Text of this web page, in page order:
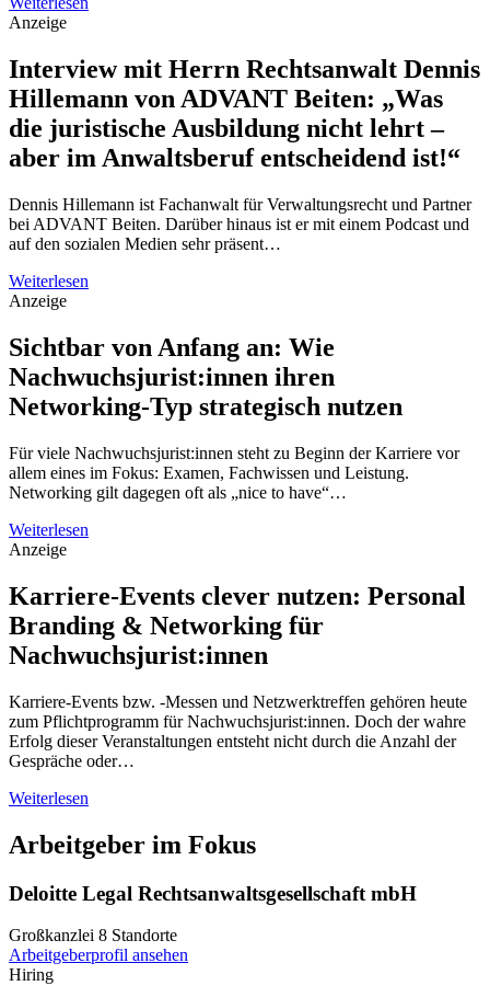
Anzeige
Interview mit Herrn Rechtsanwalt Dennis
Hillemann von ADVANT Beiten: „Was
die juristische Ausbildung nicht lehrt –
aber im Anwaltsberuf entscheidend ist!“
Dennis Hillemann ist Fachanwalt für Verwaltungsrecht und Partner
bei ADVANT Beiten. Darüber hinaus ist er mit einem Podcast und
auf den sozialen Medien sehr präsent…
Weiterlesen
Anzeige
Sichtbar von Anfang an: Wie
Nachwuchsjurist:innen ihren
Networking-Typ strategisch nutzen
Für viele Nachwuchsjurist:innen steht zu Beginn der Karriere vor
allem eines im Fokus: Examen, Fachwissen und Leistung.
Networking gilt dagegen oft als „nice to have“…
Weiterlesen
Anzeige
Karriere-Events clever nutzen: Personal
Branding & Networking für
Nachwuchsjurist:innen
Karriere-Events bzw. -Messen und Netzwerktreffen gehören heute
zum Pflichtprogramm für Nachwuchsjurist:innen. Doch der wahre
Erfolg dieser Veranstaltungen entsteht nicht durch die Anzahl der
Gespräche oder…
Weiterlesen
Arbeitgeber im Fokus
Deloitte Legal Rechtsanwaltsgesellschaft mbH
Großkanzlei 8 Standorte
Arbeitgeberprofil ansehen
Hiring